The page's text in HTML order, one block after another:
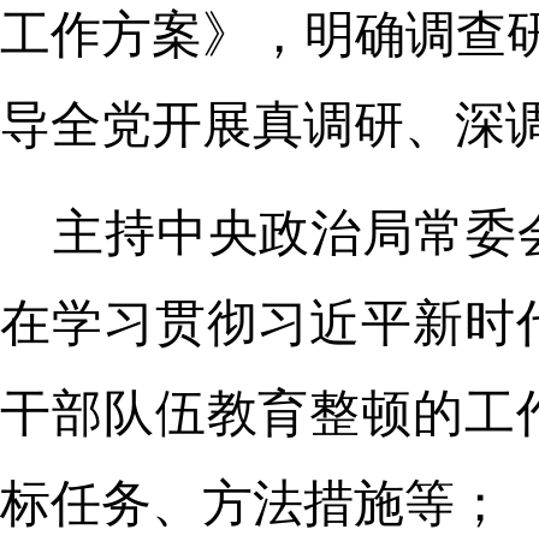
工作方案》，明确调查
导全党开展真调研、深
主持中央政治局常
在学习贯彻习近平新时
干部队伍教育整顿的工
标任务、方法措施等；